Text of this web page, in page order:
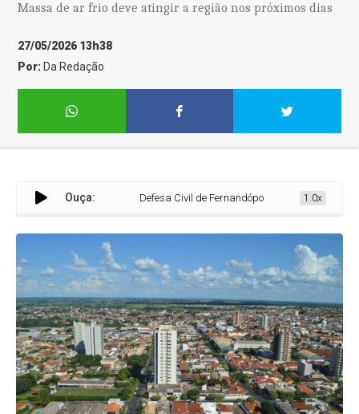
Massa de ar frio deve atingir a região nos próximos dias
27/05/2026 13h38
Por: Da Redação
Ouça: Defesa Civil de Fernandópolis alerta para previsão
1.0x